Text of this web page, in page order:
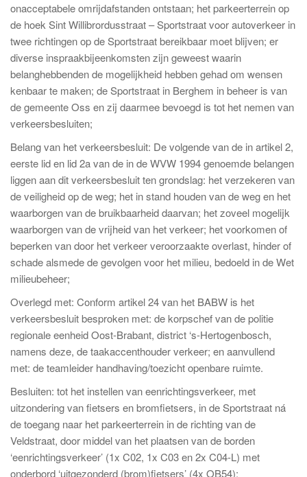
onacceptabele omrijdafstanden ontstaan; het parkeerterrein op
de hoek Sint Willibrordusstraat – Sportstraat voor autoverkeer in
twee richtingen op de Sportstraat bereikbaar moet blijven; er
diverse inspraakbijeenkomsten zijn geweest waarin
belanghebbenden de mogelijkheid hebben gehad om wensen
kenbaar te maken; de Sportstraat in Berghem in beheer is van
de gemeente Oss en zij daarmee bevoegd is tot het nemen van
verkeersbesluiten;
Belang van het verkeersbesluit: De volgende van de in artikel 2,
eerste lid en lid 2a van de in de WVW 1994 genoemde belangen
liggen aan dit verkeersbesluit ten grondslag: het verzekeren van
de veiligheid op de weg; het in stand houden van de weg en het
waarborgen van de bruikbaarheid daarvan; het zoveel mogelijk
waarborgen van de vrijheid van het verkeer; het voorkomen of
beperken van door het verkeer veroorzaakte overlast, hinder of
schade alsmede de gevolgen voor het milieu, bedoeld in de Wet
milieubeheer;
Overlegd met: Conform artikel 24 van het BABW is het
verkeersbesluit besproken met: de korpschef van de politie
regionale eenheid Oost-Brabant, district ‘s-Hertogenbosch,
namens deze, de taakaccenthouder verkeer; en aanvullend
met: de teamleider handhaving/toezicht openbare ruimte.
Besluiten: tot het instellen van eenrichtingsverkeer, met
uitzondering van fietsers en bromfietsers, in de Sportstraat ná
de toegang naar het parkeerterrein in de richting van de
Veldstraat, door middel van het plaatsen van de borden
‘eenrichtingsverkeer’ (1x C02, 1x C03 en 2x C04-L) met
onderbord ‘uitgezonderd (brom)fietsers’ (4x OB54);